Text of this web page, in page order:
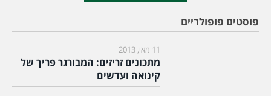
פוסטים פופולריים
11 מאי, 2013
מתכונים זריזים: המבורגר פריך של
קינואה ועדשים